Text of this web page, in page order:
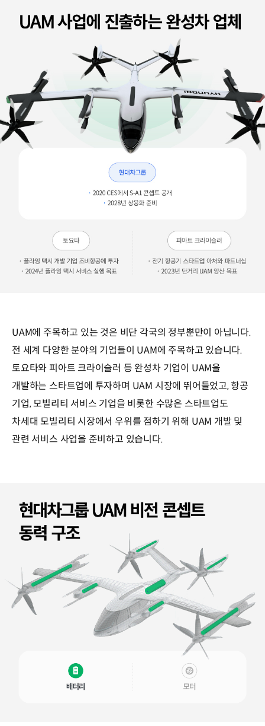
UAM에 주목하고 있는 것은 비단 각국의 정부뿐만이 아닙니다.
전 세계 다양한 분야의 기업들이 UAM에 주목하고 있습니다.
토요타와 피아트 크라이슬러 등 완성차 기업이 UAM을
개발하는 스타트업에 투자하며 UAM 시장에 뛰어들었고, 항공
기업, 모빌리티 서비스 기업을 비롯한 수많은 스타트업도
차세대 모빌리티 시장에서 우위를 점하기 위해 UAM 개발 및
관련 서비스 사업을 준비하고 있습니다.